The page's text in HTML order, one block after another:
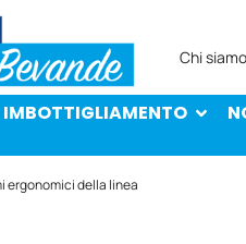
Chi siamo
IMBOTTIGLIAMENTO
ergonomici della linea